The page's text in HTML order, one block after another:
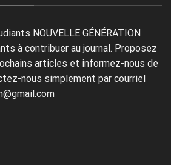
NOUVELLE GÉNÉRATION
à contribuer au journal. Proposez
articles et informez-nous de
nous simplement par courriel